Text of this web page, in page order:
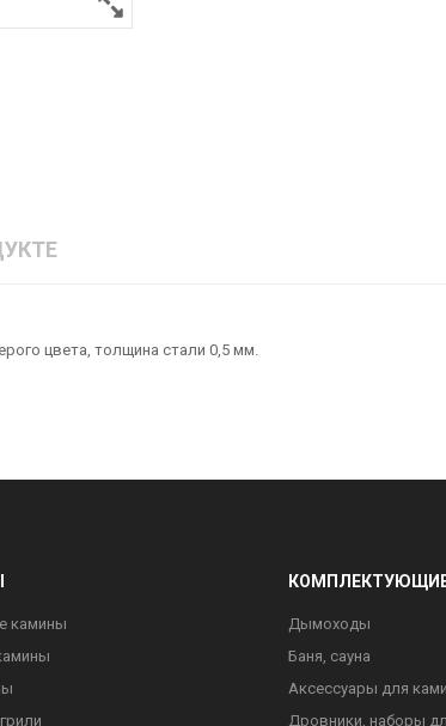
цвета, толщина стали 0,5 мм.
камины
Дымоходы
Баня, сауна
Аксессуары для
Дровники, наборы